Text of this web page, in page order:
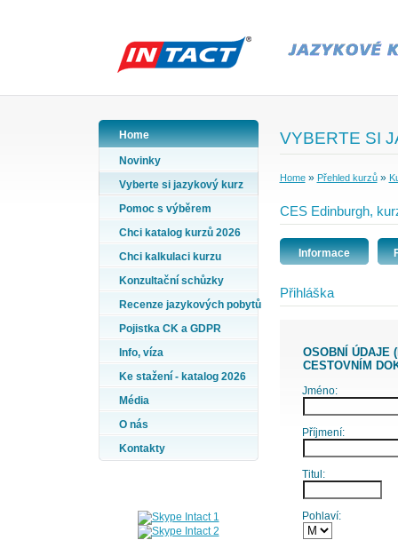
Home
Novinky
Vyberte si jazykový kurz
Pomoc s výběrem
Chci katalog kurzů 2026
Chci kalkulaci kurzu
Konzultační schůzky
Recenze jazykových pobytů
Pojistka CK a GDPR
Info, víza
Ke stažení - katalog 2026
Média
O nás
Kontakty
VYBERTE SI
Home» Přehled kurzů»
CES Edinburgh,
Informace
Přihláška
OSOBNÍ ÚDAJE (PŘÍJMENÍ A JMÉNO VYPLŇTE PODLE ÚDAJŮ VE VAŠEM
CESTOVNÍM
Jméno:
Příjmení:
Titul:
Pohlaví: